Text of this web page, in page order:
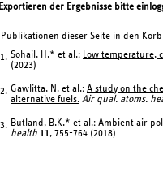
der Ergebnisse bitte
dieser Seite in den
1. Sohail, H.* et al.: Low temperature,
(2023)
2. Gawlitta, N. et al.: A study on the
alternative fuels. Air qual. atoms.
3. Butland, B.K.* et al.: Ambient air
health 11, 755-764 (2018)